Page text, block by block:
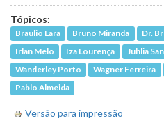
Tópicos:
Braulio Lara Bruno Miranda Dr.
Irlan Melo
Iza Lourença Juhlia
Wanderley Porto
Wagner Ferreira
Pablo Almeida
Versão para impressão